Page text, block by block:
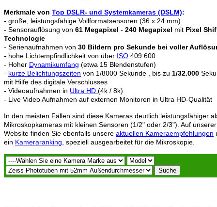
Merkmale von Top DSLR- und Systemkameras (DSLM):
- große, leistungsfähige Vollformatsensoren (36 x 24 mm)
- Sensorauflösung von 61 Megapixel - 240 Megapixel mit Pixel
Technologie
- Serienaufnahmen von 30 Bildern pro Sekunde bei voller
- hohe Lichtempfindlichkeit von über ISO 409.600
- Hoher Dynamikumfang (etwa 15 Blendenstufen)
- kurze Belichtungszeiten von 1/8000 Sekunde , bis zu 1/32.000
mit Hilfe des digitale Verschlusses
- Videoaufnahmen in Ultra HD (4k / 8k)
- Live Video Aufnahmen auf externen Monitoren in Ultra HD-Qualität
In den meisten Fällen sind diese Kameras deutlich leistungsfähiger
Mikroskopkameras mit kleinen Sensoren (1/2" oder 2/3"). Auf unserer
Website finden Sie ebenfalls unsere aktuellen Kameraempfehlungen
ein Kameraranking , speziell ausgearbeitet für die Mikroskopie.